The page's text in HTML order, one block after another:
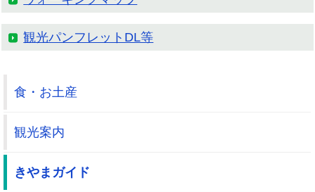
観光パンフレットDL等
食・お土産
観光案内
きやまガイド